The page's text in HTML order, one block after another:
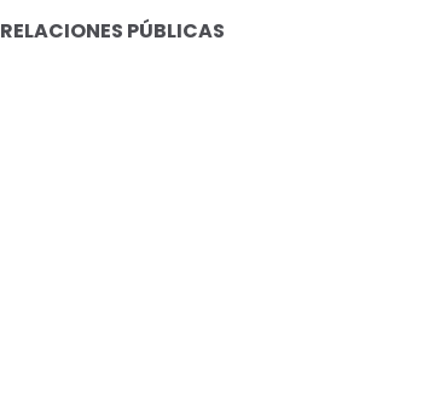
RELACIONES PÚBLICAS